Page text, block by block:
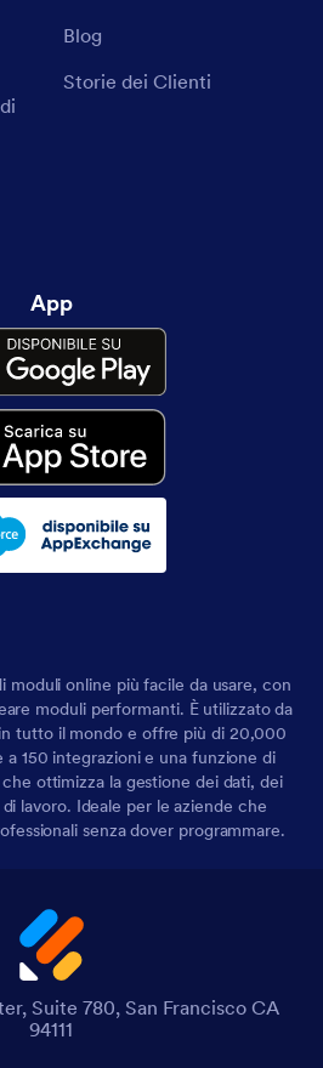
Blog
Storie dei Clienti
App
online più facile da usare, con
moduli performanti. È utilizzato da
tutto il mondo e offre più di 20,000
150 integrazioni e una funzione di
ottimizza la gestione dei dati, dei
lavoro. Ideale per le aziende che
senza dover programmare.
Suite 780, San Francisco CA
94111